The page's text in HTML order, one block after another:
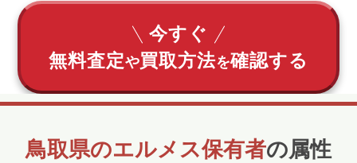
今すぐ
無料査定や買取方法を確認する
鳥取県のエルメス保有者の属性